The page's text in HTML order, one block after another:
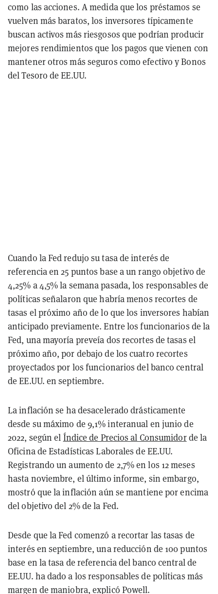
como las acciones. A medida que los préstamos se
vuelven más baratos, los inversores típicamente
buscan activos más riesgosos que podrían producir
mejores rendimientos que los pagos que vienen con
mantener otros más seguros como efectivo y Bonos
del Tesoro de EE.UU.
Cuando la Fed redujo su tasa de interés de
referencia en 25 puntos base a un rango objetivo de
4,25% a 4,5% la semana pasada, los responsables de
políticas señalaron que habría menos recortes de
tasas el próximo año de lo que los inversores habían
anticipado previamente. Entre los funcionarios de la
Fed, una mayoría preveía dos recortes de tasas el
próximo año, por debajo de los cuatro recortes
proyectados por los funcionarios del banco central
de EE.UU. en septiembre.
La inflación se ha desacelerado drásticamente
desde su máximo de 9,1% interanual en junio de
2022, según el Índice de Precios al Consumidorde la
Oficina de Estadísticas Laborales de EE.UU.
Registrando un aumento de 2,7% en los 12 meses
hasta noviembre, el último informe, sin embargo,
mostró que la inflación aún se mantiene por encima
del objetivo del 2% de la Fed.
Desde que la Fed comenzó a recortar las tasas de
interés en septiembre, una reducción de 100 puntos
base en la tasa de referencia del banco central de
EE.UU. ha dado a los responsables de políticas más
margen de maniobra, explicó Powell.